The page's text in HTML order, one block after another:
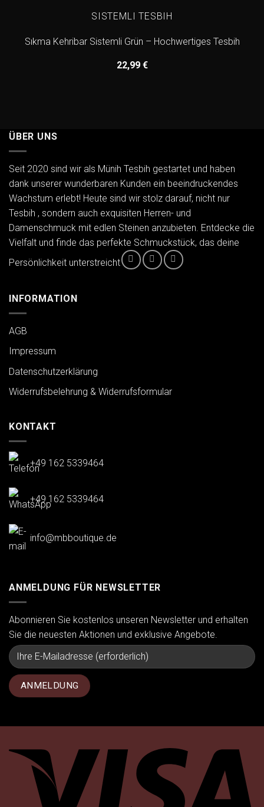
SISTEMLI TESBIH
Sıkma Kehribar Sistemli Grün – Hochwertiges Tesbih
22,99 €
ÜBER UNS
Seit 2020 sind wir als Münih Tesbih gestartet und haben
dank unserer wunderbaren Kunden ein beeindruckendes
Wachstum erlebt! Heute sind wir stolz darauf, nicht nur
Tesbih , sondern auch exquisiten Herren- und
Damenschmuck mit edlen Steinen anzubieten. Entdecke die
Vielfalt und finde das perfekte Schmuckstück, das deine
Persönlichkeit unterstreicht
INFORMATION
AGB
Impressum
Datenschutzerklärung
Widerrufsbelehrung & Widerrufsformular
KONTAKT
+49 162 5339464
+49 162 5339464
info@mbboutique.de
ANMELDUNG FÜR NEWSLETTER
Abonnieren Sie kostenlos unseren Newsletter und erhalten
Sie die neuesten Aktionen und exklusive Angebote.